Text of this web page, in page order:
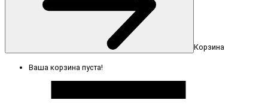
Корзина
Ваша корзина пуста!